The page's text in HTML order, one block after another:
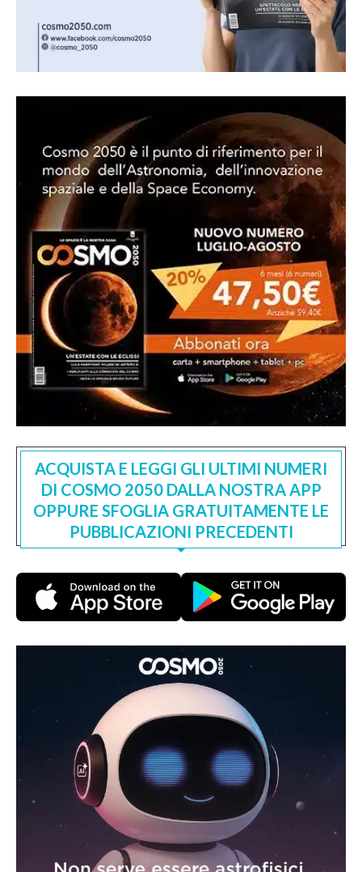
ACQUISTA E LEGGI GLI ULTIMI NUMERI
DI COSMO 2050 DALLA NOSTRA APP
OPPURE SFOGLIA GRATUITAMENTE LE
PUBBLICAZIONI PRECEDENTI